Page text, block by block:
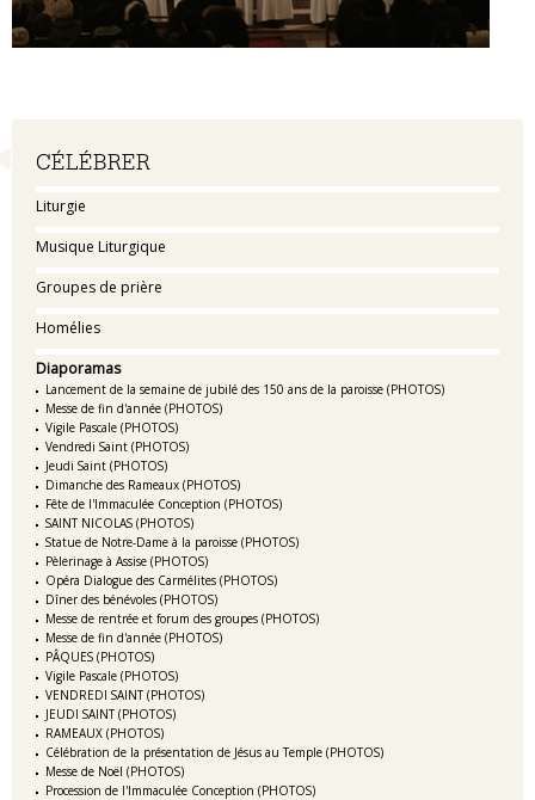
Navigation
CÉLÉBRER
Liturgie
Musique Liturgique
Groupes de prière
Homélies
Diaporamas
Lancement de la semaine de jubilé des 150 ans de la paroisse (PHOTOS)
Messe de fin d'année (PHOTOS)
Vigile Pascale (PHOTOS)
Vendredi Saint (PHOTOS)
Jeudi Saint (PHOTOS)
Dimanche des Rameaux (PHOTOS)
Fête de l'Immaculée Conception (PHOTOS)
SAINT NICOLAS (PHOTOS)
Statue de Notre-Dame à la paroisse (PHOTOS)
Pèlerinage à Assise (PHOTOS)
Opéra Dialogue des Carmélites (PHOTOS)
Dîner des bénévoles (PHOTOS)
Messe de rentrée et forum des groupes (PHOTOS)
Messe de fin d'année (PHOTOS)
PÂQUES (PHOTOS)
Vigile Pascale (PHOTOS)
VENDREDI SAINT (PHOTOS)
JEUDI SAINT (PHOTOS)
RAMEAUX (PHOTOS)
Célébration de la présentation de Jésus au Temple (PHOTOS)
Messe de Noël (PHOTOS)
Procession de l'Immaculée Conception (PHOTOS)